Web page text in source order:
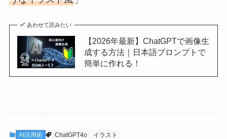
あわせて読みたい
【2026年最新】ChatGPTで画像生
成する方法｜日本語プロンプトで
簡単に作れる！
AI活用術 ChatGPT4o イラスト